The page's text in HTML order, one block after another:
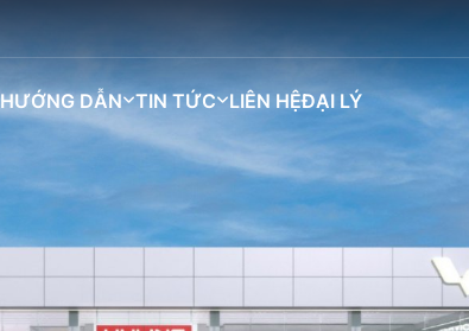
HƯỚNG DẪN TIN TỨC LIÊN HỆĐẠI LÝ
GrangoDarion